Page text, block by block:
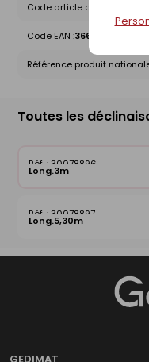
Code article chez le
Code EAN :3663349007948
Référence produit
Toutes les
30078896
Long.3m
30078897
Long.5,30m